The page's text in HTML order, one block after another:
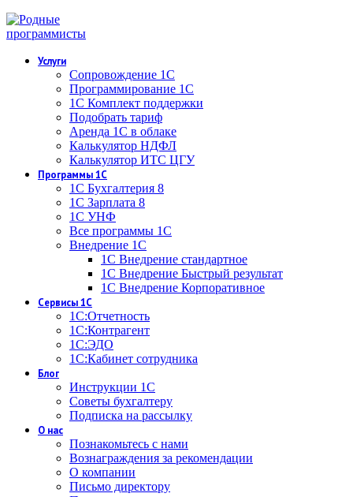
Услуги
Сопровождение 1С
Программирование 1С
1С Комплект поддержки
Подобрать тариф
Аренда 1С в облаке
Калькулятор НДФЛ
Калькулятор ИТС ЦГУ
Программы 1С
1С Бухгалтерия 8
1С Зарплата 8
1С УНФ
Все программы 1С
Внедрение 1С
1С Внедрение стандартное
1С Внедрение Быстрый результат
1С Внедрение Корпоративное
Сервисы 1С
1С:Отчетность
1С:Контрагент
1С:ЭДО
1С:Кабинет сотрудника
Блог
Инструкции 1С
Советы бухгалтеру
Подписка на рассылку
О нас
Познакомьтесь с нами
Вознаграждения за рекомендации
О компании
Письмо директору